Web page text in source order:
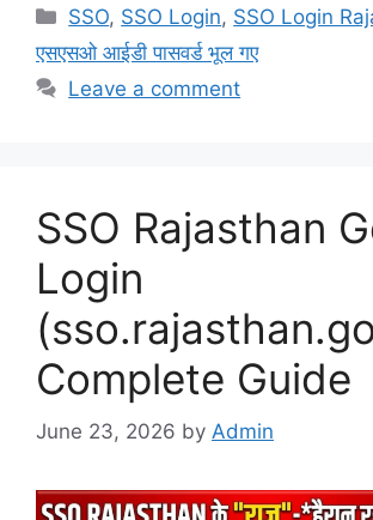
Categories
SSO, SSO Login, SSO Login
एसएसओ आईडी पासवर्ड भूल गए
Leave a comment
SSO Rajasthan
Login
Complete Guide
June 23, 2026 by Admin